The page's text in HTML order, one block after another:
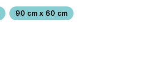
90 cm x 60 cm